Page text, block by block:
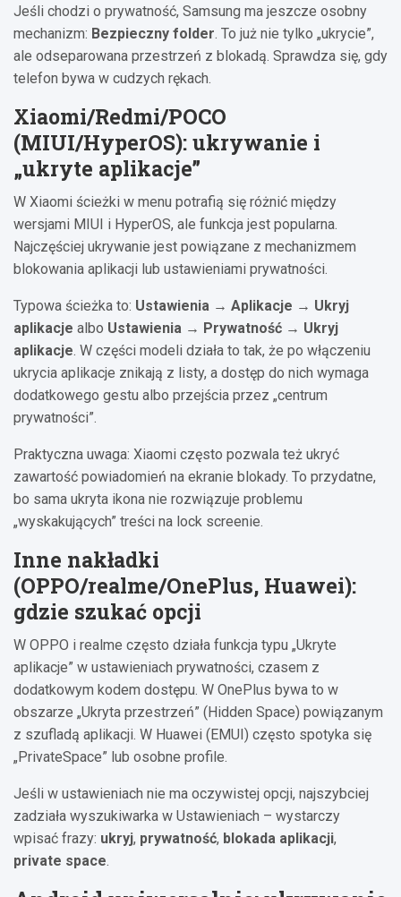
Jeśli chodzi o prywatność, Samsung ma jeszcze osobny
mechanizm: Bezpieczny folder. To już nie tylko „ukrycie”,
ale odseparowana przestrzeń z blokadą. Sprawdza się, gdy
telefon bywa w cudzych rękach.
Xiaomi/Redmi/POCO
(MIUI/HyperOS): ukrywanie i
„ukryte aplikacje”
W Xiaomi ścieżki w menu potrafią się różnić między
wersjami MIUI i HyperOS, ale funkcja jest popularna.
Najczęściej ukrywanie jest powiązane z mechanizmem
blokowania aplikacji lub ustawieniami prywatności.
Typowa ścieżka to: Ustawienia → Aplikacje → Ukryj
aplikacje albo Ustawienia → Prywatność → Ukryj
aplikacje. W części modeli działa to tak, że po włączeniu
ukrycia aplikacje znikają z listy, a dostęp do nich wymaga
dodatkowego gestu albo przejścia przez „centrum
prywatności”.
Praktyczna uwaga: Xiaomi często pozwala też ukryć
zawartość powiadomień na ekranie blokady. To przydatne,
bo sama ukryta ikona nie rozwiązuje problemu
„wyskakujących” treści na lock screenie.
Inne nakładki
(OPPO/realme/OnePlus, Huawei):
gdzie szukać opcji
W OPPO i realme często działa funkcja typu „Ukryte
aplikacje” w ustawieniach prywatności, czasem z
dodatkowym kodem dostępu. W OnePlus bywa to w
obszarze „Ukryta przestrzeń” (Hidden Space) powiązanym
z szufladą aplikacji. W Huawei (EMUI) często spotyka się
„PrivateSpace” lub osobne profile.
Jeśli w ustawieniach nie ma oczywistej opcji, najszybciej
zadziała wyszukiwarka w Ustawieniach – wystarczy
wpisać frazy: ukryj, prywatność, blokada aplikacji,
private space.